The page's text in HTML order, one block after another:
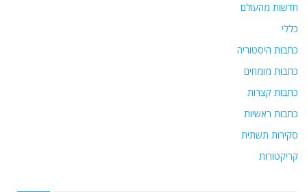
חדשות מהעולם
כללי
כתבות היסטוריה
כתבות מומחים
כתבות קצרות
כתבות ראשיות
סקירות תשתית
קריקטורות